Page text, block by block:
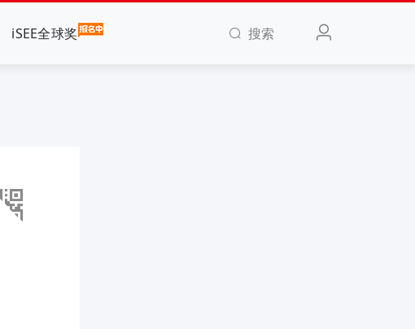
iSEE全球奖 搜索